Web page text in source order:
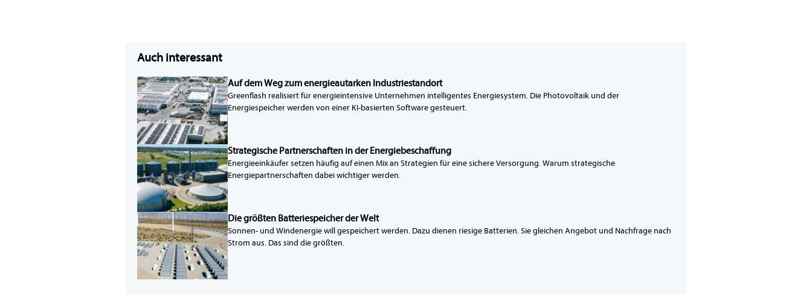
Auch interessant
Auf dem Weg zum energieautarken Industriestandort
Greenflash realisiert für energieintensive Unternehmen intelligentes Energiesystem. Die Photovoltaik und der
Energiespeicher werden von einer KI-basierten Software gesteuert.
Strategische Partnerschaften in der Energiebeschaffung
Energieeinkäufer setzen häufig auf einen Mix an Strategien für eine sichere Versorgung. Warum strategische
Energiepartnerschaften dabei wichtiger werden.
Die größten Batteriespeicher der Welt
Sonnen- und Windenergie will gespeichert werden. Dazu dienen riesige Batterien. Sie gleichen Angebot und Nachfrage nach
Strom aus. Das sind die größten.